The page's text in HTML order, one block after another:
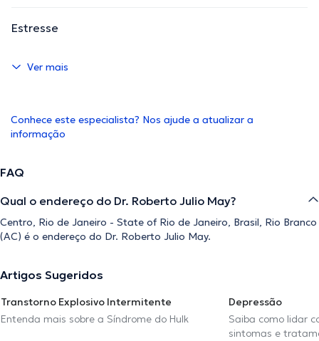
Estresse
Ver mais
Conhece este especialista? Nos ajude a atualizar a
informação
FAQ
Qual o endereço do Dr. Roberto Julio May?
Centro, Rio de Janeiro - State of Rio de Janeiro, Brasil, Rio Branco
(AC) é o endereço do Dr. Roberto Julio May.
Artigos Sugeridos
Transtorno Explosivo Intermitente
Entenda mais sobre a Síndrome do Hulk
Depressão
Saiba como lidar
sintomas e